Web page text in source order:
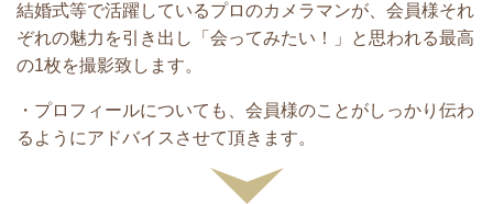
結婚式等で活躍しているプロのカメラマンが、会員様それ
ぞれの魅力を引き出し「会ってみたい！」と思われる最高
の1枚を撮影致します。
・プロフィールについても、会員様のことがしっかり伝わ
るようにアドバイスさせて頂きます。